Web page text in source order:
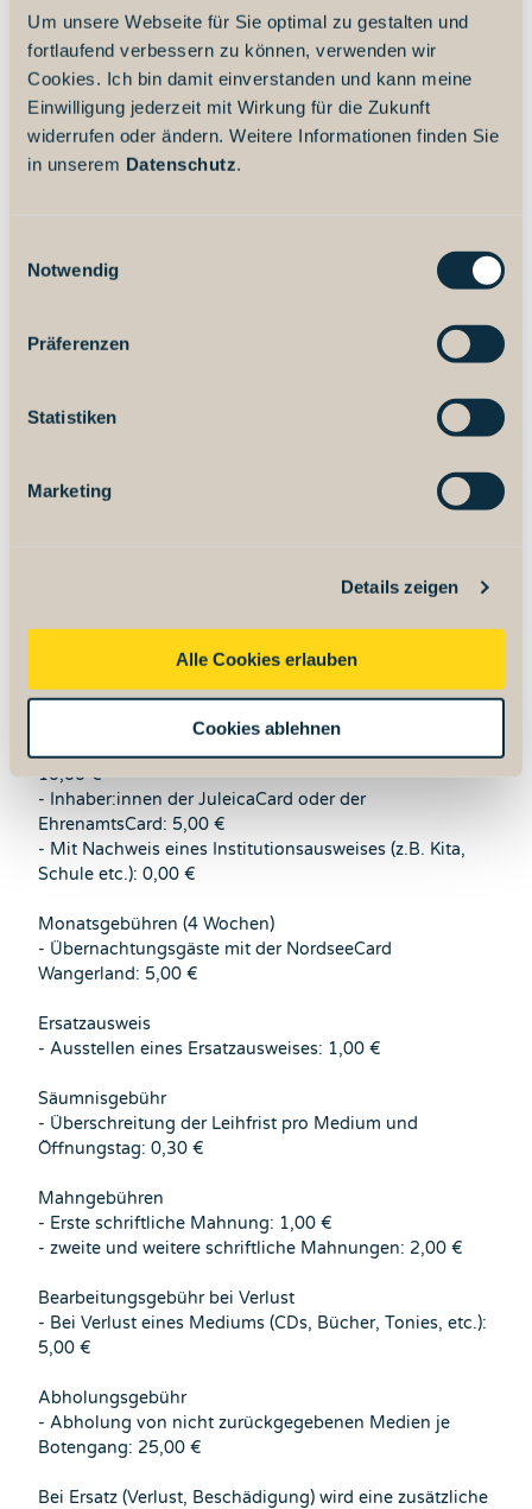
Um unsere Webseite für Sie optimal zu gestalten und
fortlaufend verbessern zu können, verwenden wir
Cookies. Ich bin damit einverstanden und kann meine
Einwilligung jederzeit mit Wirkung für die Zukunft
widerrufen oder ändern. Weitere Informationen finden Sie
in unserem Datenschutz.
Notwendig
Präferenzen
Statistiken
Marketing
Details zeigen
Alle Cookies erlauben
Cookies ablehnen
Besucheraufkommen
Jetzt wenig besucht
In der Regel verbringen Menschen hier 20 Min.
Letzte Aktualisierung: Donnerstag, 6. August 2026
Feiertage geschlossen
Preis ermäßigt: 10,00 €
Jährliche Benutzergebühr (12 Monate)
- Kinder und Jugendliche bis 18 Jahre: 0,00 €
- Schüler:innen über 18 Jahre: 0,00 €
10,00 €
- Student:innen: 10,00 €
10,00 €
- Inhaber:innen der JuleicaCard oder der
EhrenamtsCard: 5,00 €
- Mit Nachweis eines Institutionsausweises (z.B. Kita,
Schule etc.): 0,00 €
Monatsgebühren (4 Wochen)
- Übernachtungsgäste mit der NordseeCard
Wangerland: 5,00 €
Ersatzausweis
- Ausstellen eines Ersatzausweises: 1,00 €
Säumnisgebühr
- Überschreitung der Leihfrist pro Medium und
Öffnungstag: 0,30 €
Mahngebühren
- Erste schriftliche Mahnung: 1,00 €
- zweite und weitere schriftliche Mahnungen: 2,00 €
Bearbeitungsgebühr bei Verlust
- Bei Verlust eines Mediums (CDs, Bücher, Tonies, etc.):
5,00 €
Abholungsgebühr
- Abholung von nicht zurückgegebenen Medien je
Botengang: 25,00 €
Bei Ersatz (Verlust, Beschädigung) wird eine zusätzliche